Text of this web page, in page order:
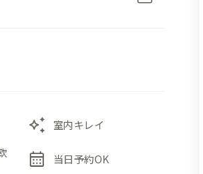
auto_awesome 室内キレイ
calendar_month 当日予約OK